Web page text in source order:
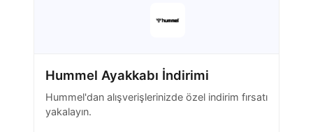
Hummel Ayakkabı İndirimi
Hummel'dan alışverişlerinizde özel indirim fırsatı
yakalayın.